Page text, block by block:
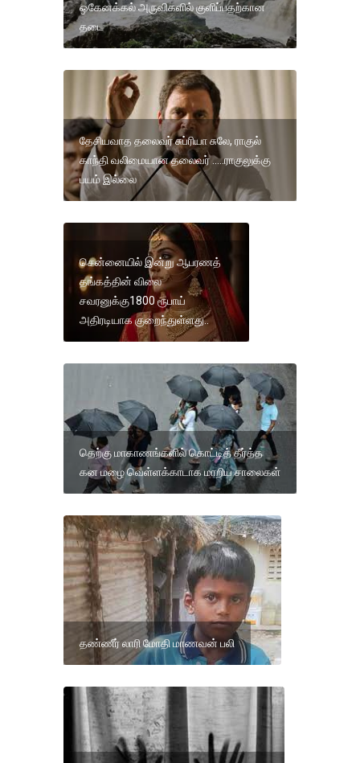
ஒகேனக்கல் அருவிகளில் குளிப்பதற்கான
தடை
தேசியவாத தலைவர் சுப்ரியா சுலே, ராகுல்
காந்தி வலிமையான தலைவர் .....ராகுலுக்கு
பயம் இல்லை
சென்னையில் இன்று ஆபரணத்
தங்கத்தின் விலை
சவரனுக்கு1800 ரூபாய்
அதிரடியாக குறைந்துள்ளது..
தெற்கு மாகாணங்களில் கொட்டித் தீர்த்த
கன மழை வெள்ளக்காடாக மாறிய சாலைகள்
தண்ணீர் லாரி மோதி மாணவன் பலி